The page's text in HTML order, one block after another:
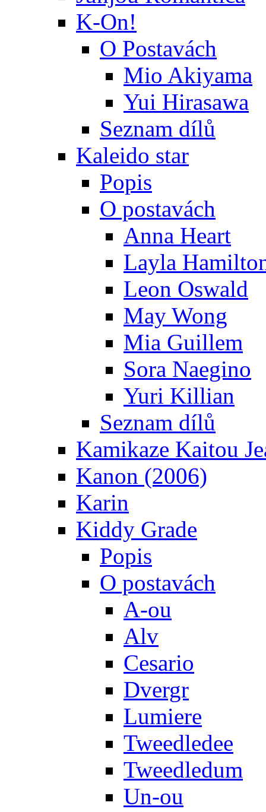
K-On!
O Postavách
Mio Akiyama
Yui Hirasawa
Seznam dílů
Kaleido star
Popis
O postavách
Anna Heart
Layla
Leon Oswald
May Wong
Mia Guillem
Sora Naegino
Yuri Killian
Seznam dílů
Kamikaze Kaitou
Kanon (2006)
Karin
Kiddy Grade
Popis
O postavách
A-ou
Alv
Cesario
Dvergr
Lumiere
Tweedledee
Tweedledum
Un-ou